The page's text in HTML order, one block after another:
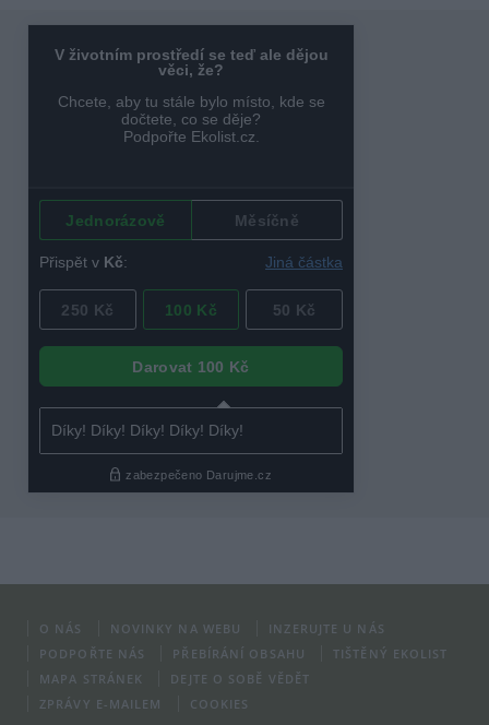
O NÁS NOVINKY NA WEBU
INZERUJTE U NÁS
PODPOŘTE NÁS
PŘEBÍRÁNÍ OBSAHU
TIŠTĚNÝ EKOLIST
MAPA STRÁNEK
DEJTE O SOBĚ VĚDĚT
ZPRÁVY E-MAILEM
COOKIES